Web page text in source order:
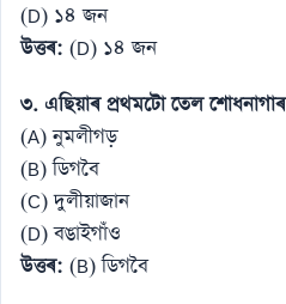
(D) ১৪ জন
উত্তৰ: (D) ১৪ জন
৩. এছিয়াৰ প্ৰথমটো তেল
(A) নুমলীগড়
(B) ডিগবৈ
(C) দুলীয়াজান
(D) বঙাইগাঁও
উত্তৰ: (B) ডিগবৈ